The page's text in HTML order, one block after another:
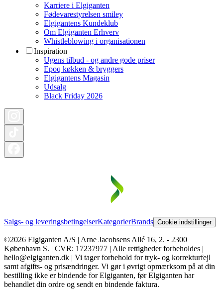
Karriere i Elgiganten
Fødevarestyrelsen smiley
Elgigantens Kundeklub
Om Elgiganten Erhverv
Whistleblowing i organisationen
Inspiration
Ugens tilbud - og andre gode priser
Epoq køkken & bryggers
Elgigantens Magasin
Udsalg
Black Friday 2026
Salgs- og leveringsbetingelserKategorierBrands Cookie indstillinger
©2026 Elgiganten A/S | Arne Jacobsens Allé 16, 2. - 2300
København S. | CVR: 17237977 | Alle rettigheder forbeholdes |
hello@elgiganten.dk | Vi tager forbehold for tryk- og korrekturfejl
samt afgifts- og prisændringer. Vi gør i øvrigt opmærksom på at din
bestilling ikke er bindende for Elgiganten, før Elgiganten har
behandlet din ordre og sendt en bindende faktura.